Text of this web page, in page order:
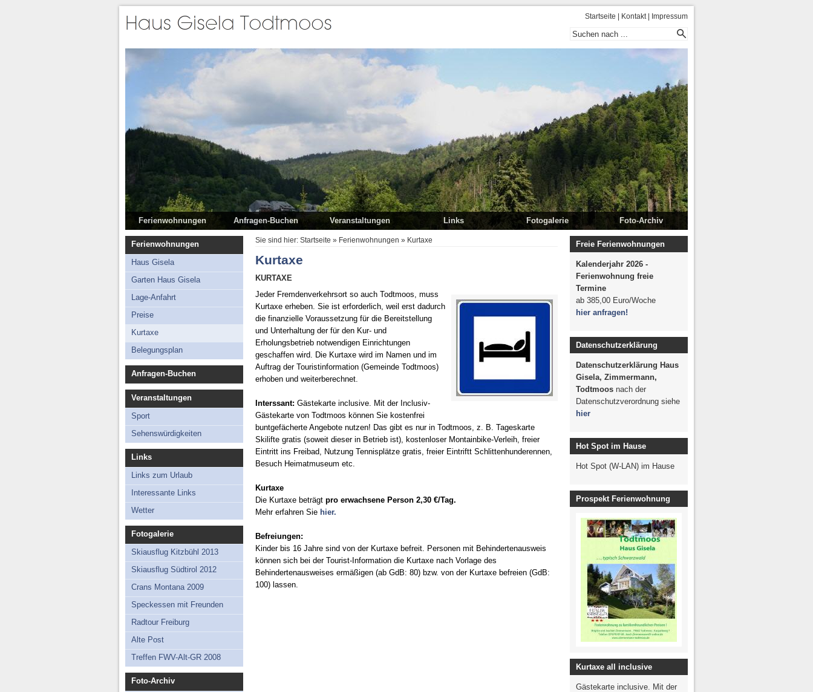
Startseite Kontakt| Impressum
Ferienwohnungen
Haus Gisela
Garten Haus Gisela
Lage-Anfahrt
Preise
Belegungsplan
Anfragen-Buchen
Veranstaltungen
Sport
Links
Links zum Urlaub
Fotogalerie
Skiausflug Kitzbühl
Skiausflug Südtirol 2012
Crans Montana 2009
Speckessen mit
Freunden
Radtour Freiburg
Treffen FWV-Alt-GR
Foto-Archiv
Flims 2008
Studientreffen 2008
Ferienwohnungen
Haus Gisela
Garten Haus Gisela
Lage-Anfahrt
Preise
Kurtaxe
Belegungsplan
Anfragen-Buchen
Veranstaltungen
Sport
Sehenswürdigkeiten
Links
Links zum Urlaub
Interessante Links
Wetter
Fotogalerie
Skiausflug Kitzbühl 2013
Skiausflug Südtirol 2012
Crans Montana 2009
Speckessen mit Freunden
Radtour Freiburg
Alte Post
Treffen FWV-Alt-GR 2008
Foto-Archiv
Sie sind hier: Startseite » Ferienwohnungen » Kurtaxe
Kurtaxe
KURTAXE
Jeder Fremdenverkehrsort so auch Todtmoos, muss
Kurtaxe erheben. Sie ist erforderlich, weil erst dadurch
die finanzielle Voraussetzung für die Bereitstellung
und Unterhaltung der für den Kur- und
Erholungsbetrieb notwendigen Einrichtungen
geschaffen wird. Die Kurtaxe wird im Namen und im
Auftrag der Touristinformation (Gemeinde Todtmoos)
erhoben und weiterberechnet.
Interssant: Gästekarte inclusive. Mit der Inclusiv-
Gästekarte von Todtmoos können Sie kostenfrei
buntgefächerte Angebote nutzen! Das gibt es nur in Todtmoos, z. B. Tageskarte
Skilifte gratis (soweit dieser in Betrieb ist), kostenloser Montainbike-Verleih, freier
Eintritt ins Freibad, Nutzung Tennisplätze gratis, freier Eintriftt Schlittenhunderennen,
Besuch Heimatmuseum etc.
Kurtaxe
Die Kurtaxe beträgt pro erwachsene Person 2,30 €/Tag.
Mehr erfahren Sie hier.
Befreiungen:
Kinder bis 16 Jahre sind von der Kurtaxe befreit. Personen mit Behindertenausweis
können sich bei der Tourist-Information die Kurtaxe nach Vorlage des
Behindertenausweises ermäßigen (ab GdB: 80) bzw. von der Kurtaxe befreien (GdB:
100) lassen.
Freie Ferienwohnungen
Kalenderjahr 2026 -
Ferienwohnung freie
Termine
ab 385,00 Euro/Woche
hier anfragen!
Datenschutzerklärung
Datenschutzerklärung Haus
Gisela, Zimmermann,
Todtmoos nach der
Datenschutzverordnung siehe
hier
Hot Spot im Hause
Hot Spot (W-LAN) im Hause
Prospekt Ferienwohnung
Kurtaxe all inclusive
Gästekarte inclusive. Mit der